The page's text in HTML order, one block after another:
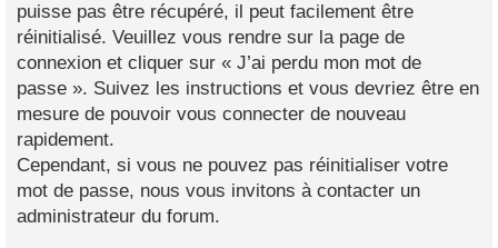
puisse pas être récupéré, il peut facilement être
réinitialisé. Veuillez vous rendre sur la page de
connexion et cliquer sur « J’ai perdu mon mot de
passe ». Suivez les instructions et vous devriez être en
mesure de pouvoir vous connecter de nouveau
rapidement.
Cependant, si vous ne pouvez pas réinitialiser votre
mot de passe, nous vous invitons à contacter un
administrateur du forum.